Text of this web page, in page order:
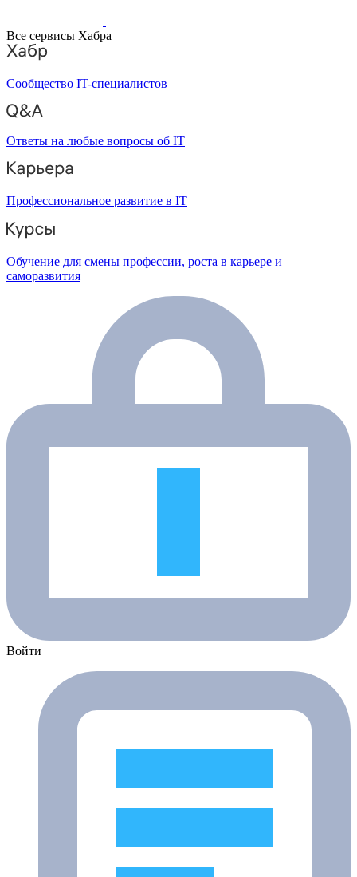
Все сервисы Хабра
Сообщество IT-специалистов
Ответы на любые вопросы об IT
Профессиональное развитие в IT
Обучение для смены профессии, роста в карьере и
саморазвития
Войти